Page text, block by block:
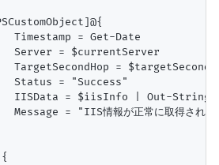
Timestamp = Get-Date
Server = $currentServer
TargetSecondHop =
Status = "Success"
IISData = $iisInfo | Out-String #
= "IIS情報が正常に取得されま